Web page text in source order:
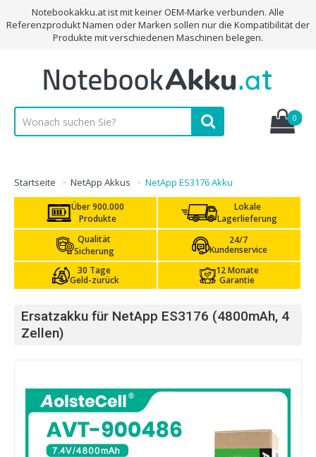
Notebookakku.at ist mit keiner OEM-Marke verbunden. Alle
Referenzprodukt Namen oder Marken sollen nur die Kompatibilität der
Produkte mit verschiedenen Maschinen belegen.
0
Startseite NetApp Akkus NetApp ES3176 Akku
Über 900.000
Produkte
Lokale
Lagerlieferung
Qualität
Sicherung
24/7
Kundenservice
30 Tage
Geld-zurück
12 Monate
Garantie
Ersatzakku für NetApp ES3176 (4800mAh, 4
Zellen)